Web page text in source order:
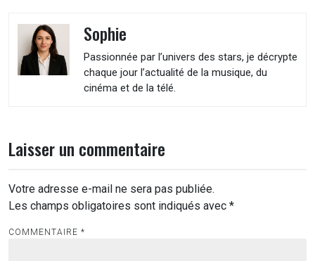
Sophie
Passionnée par l’univers des stars, je décrypte
chaque jour l’actualité de la musique, du
cinéma et de la télé.
Laisser un commentaire
Votre adresse e-mail ne sera pas publiée.
Les champs obligatoires sont indiqués avec *
COMMENTAIRE *